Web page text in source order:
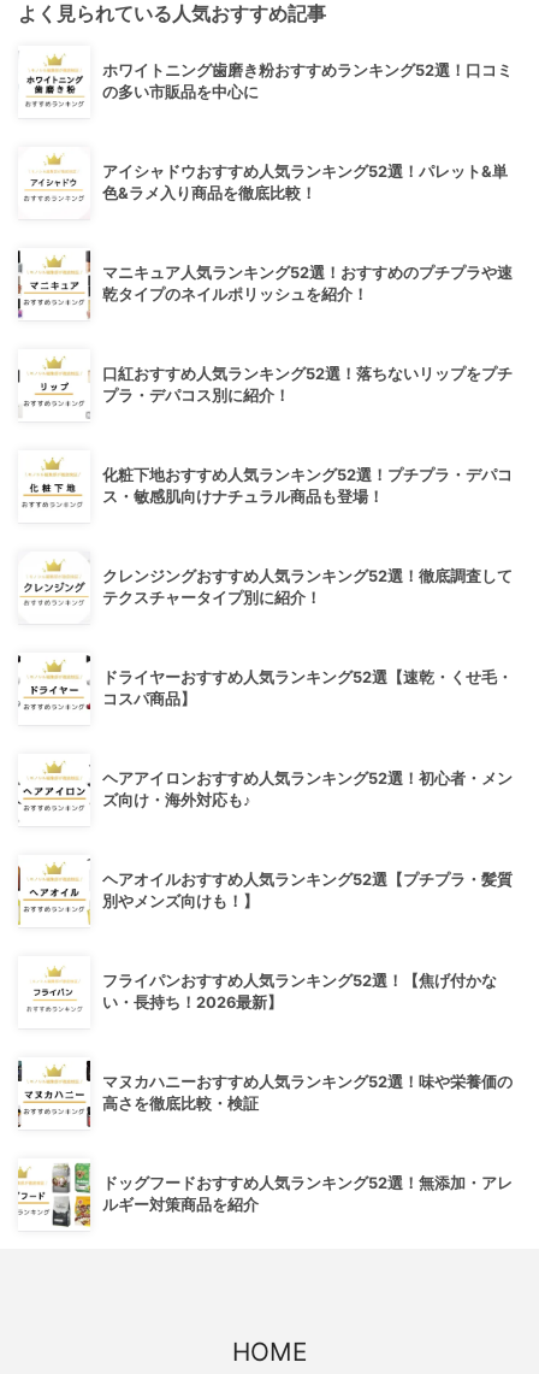
よく見られている人気おすすめ記事
ホワイトニング歯磨き粉おすすめランキング52選！口コミ
の多い市販品を中心に
アイシャドウおすすめ人気ランキング52選！パレット&単
色&ラメ入り商品を徹底比較！
マニキュア人気ランキング52選！おすすめのプチプラや速
乾タイプのネイルポリッシュを紹介！
口紅おすすめ人気ランキング52選！落ちないリップをプチ
プラ・デパコス別に紹介！
化粧下地おすすめ人気ランキング52選！プチプラ・デパコ
ス・敏感肌向けナチュラル商品も登場！
クレンジングおすすめ人気ランキング52選！徹底調査して
テクスチャータイプ別に紹介！
ドライヤーおすすめ人気ランキング52選【速乾・くせ毛・
コスパ商品】
ヘアアイロンおすすめ人気ランキング52選！初心者・メン
ズ向け・海外対応も♪
ヘアオイルおすすめ人気ランキング52選【プチプラ・髪質
別やメンズ向けも！】
フライパンおすすめ人気ランキング52選！【焦げ付かな
い・長持ち！2026最新】
マヌカハニーおすすめ人気ランキング52選！味や栄養価の
高さを徹底比較・検証
ドッグフードおすすめ人気ランキング52選！無添加・アレ
ルギー対策商品を紹介
HOME